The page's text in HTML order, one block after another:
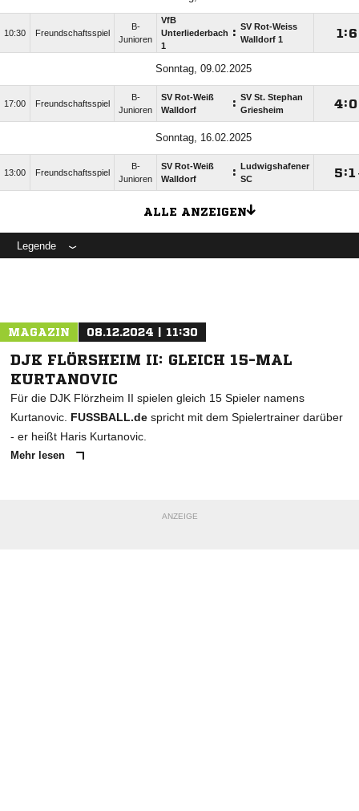
10:30 Freundschaftsspiel
B-
Junioren
VfB
Unterliederbach
1
: SV Rot-Weiss
Walldorf 1
:
Sonntag, 09.02.2025
17:00 Freundschaftsspiel
B-
Junioren
SV Rot-Weiß
Walldorf
: SV St. Stephan
Griesheim
:
Sonntag, 16.02.2025
13:00 Freundschaftsspiel
B-
Junioren
SV Rot-Weiß
Walldorf
:
Ludwigshafener
SC
:
ALLE ANZEIGEN
Legende
MAGAZIN 08.12.2024 | 11:30
DJK FLÖRSHEIM II: GLEICH 15-MAL
KURTANOVIC
Für die DJK Flörzheim II spielen gleich 15 Spieler namens
Kurtanovic. FUSSBALL.de spricht mit dem Spielertrainer darüber
- er heißt Haris Kurtanovic.
Mehr lesen
ANZEIGE